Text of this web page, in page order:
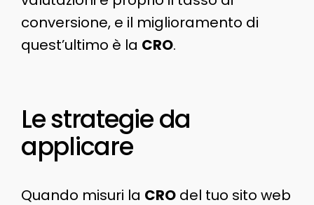
conversione, e il miglioramento di
quest’ultimo è la CRO.
Le strategie da
applicare
Quando misuri la CRO del tuo sito web